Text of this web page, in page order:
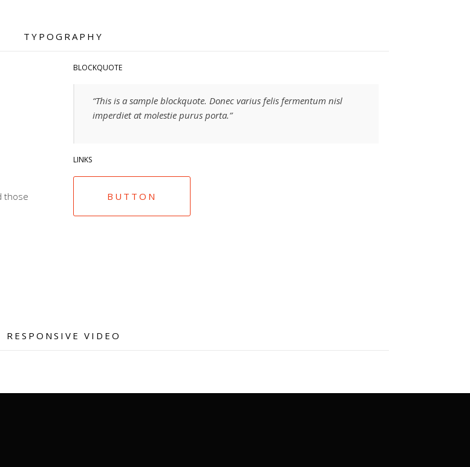
TYPOGRAPHY
those
BLOCKQUOTE
“This is a sample blockquote. Donec varius felis fermentum nisl
imperdiet at molestie purus porta.”
LINKS
BUTTON
RESPONSIVE VIDEO